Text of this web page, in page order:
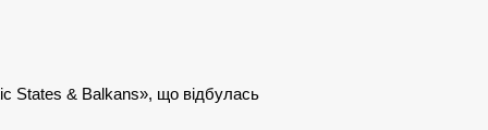
States & Balkans», що відбулась